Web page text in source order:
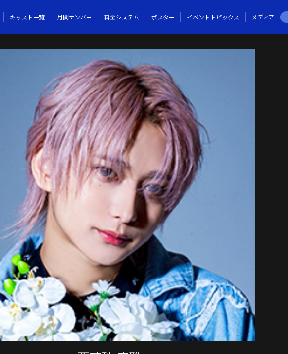
キャスト一覧 月間ナンバー 料金システム ポスター イベントトピックス メディア